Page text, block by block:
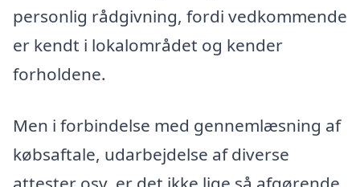
personlig rådgivning, fordi vedkommende
er kendt i lokalområdet og kender
forholdene.
Men i forbindelse med gennemlæsning af
købsaftale, udarbejdelse af diverse